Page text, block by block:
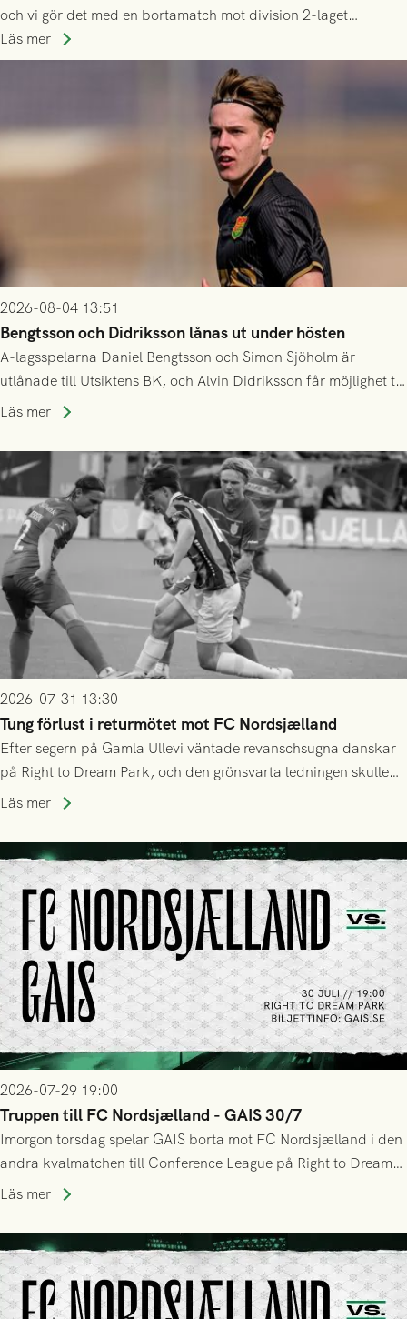
och vi gör det med en bortamatch mot division 2-laget
Husqvarna FF. Häng med och stötta grönsvart på plats!
Läs mer
2026-08-04 13:51
Bengtsson och Didriksson lånas ut under hösten
A-lagsspelarna Daniel Bengtsson och Simon Sjöholm är
utlånade till Utsiktens BK, och Alvin Didriksson får möjlighet till
speltid i Hestrafors genom föreningssamarbete.
Läs mer
2026-07-31 13:30
Tung förlust i returmötet mot FC Nordsjælland
Efter segern på Gamla Ullevi väntade revanschsugna danskar
på Right to Dream Park, och den grönsvarta ledningen skulle
upphöra efter mindre än kvarten spelad. På lika mark visade
tennissiffror och det grönsvarta europaäventyret tog slut.
Läs mer
2026-07-29 19:00
Truppen till FC Nordsjælland - GAIS 30/7
Imorgon torsdag spelar GAIS borta mot FC Nordsjælland i den
andra kvalmatchen till Conference League på Right to Dream
Park! Fredrik Holmberg och ledarstaben har tagit ut följande
Läs mer